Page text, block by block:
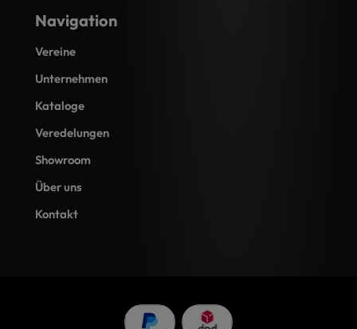
Navigation
Vereine
Unternehmen
Kataloge
Veredelungen
Showroom
Über uns
Kontakt